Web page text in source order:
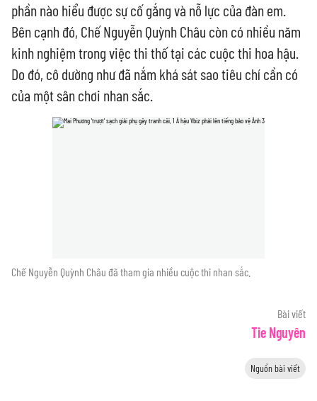
phần nào hiểu được sự cố gắng và nỗ lực của đàn em.
Bên cạnh đó, Chế Nguyễn Quỳnh Châu còn có nhiều năm
kinh nghiệm trong việc thi thố tại các cuộc thi hoa hậu.
Do đó, cô dường như đã nắm khá sát sao tiêu chí cần có
của một sân chơi nhan sắc.
Chế Nguyễn Quỳnh Châu đã tham gia nhiều cuộc thi nhan sắc.
Bài viết
Tie Nguyên
Nguồn bài viết